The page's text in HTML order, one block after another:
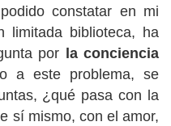
constatar en mi
limitada biblioteca, ha
por
la conciencia
a este problema, se
¿qué pasa con la
sí mismo, con el amor,